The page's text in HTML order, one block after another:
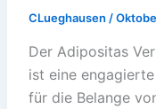
CLueghausen /
Der Adipositas
ist eine
für die Belange